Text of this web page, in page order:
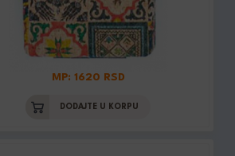
MP: 1620 RSD
DODAJTE U KORPU